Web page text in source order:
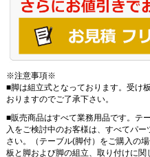
※注意事項※
■脚は組立式となっております。受け
おりますのでご了承下さい。
■販売商品はすべて業務用品です。テ
入をご検討中のお客様は、すべてパ
さい。（テーブル(脚付）をご購入の
板と脚および脚の組立、取り付けに